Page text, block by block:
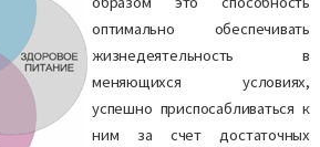
оптимально обеспечивать
жизнедеятельность в
меняющихся условиях,
успешно приспосабливаться к
ним за счет достаточных